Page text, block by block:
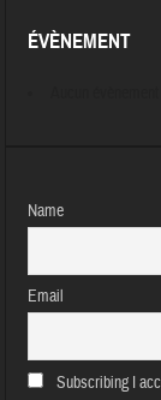
ÉVÈNEMENT
Name
Email
Subscribing I